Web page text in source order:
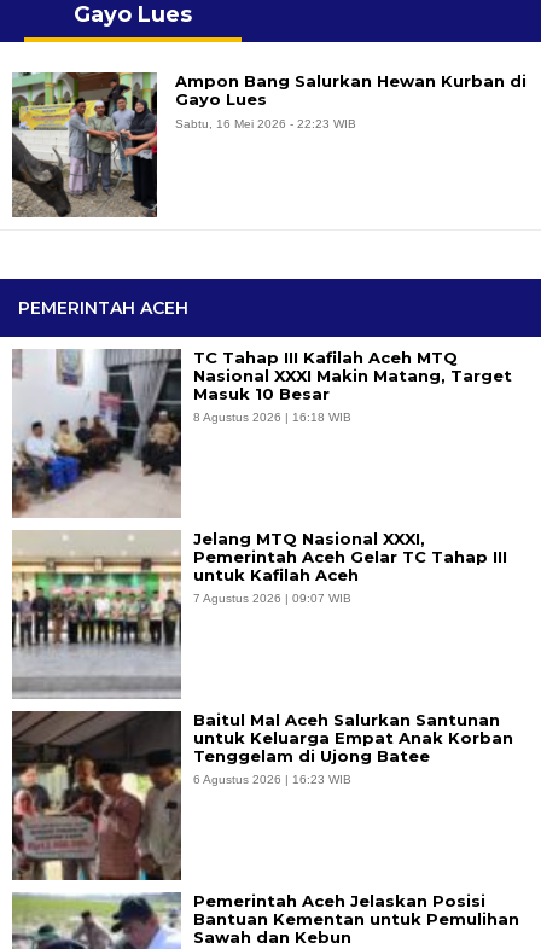
PEMERINTAH ACEH
TC Tahap III Kafilah Aceh MTQ
Nasional XXXI Makin Matang, Target
Masuk 10 Besar
8 Agustus 2026 | 16:18 WIB
Jelang MTQ Nasional XXXI,
Pemerintah Aceh Gelar TC Tahap III
untuk Kafilah Aceh
7 Agustus 2026 | 09:07 WIB
Baitul Mal Aceh Salurkan Santunan
untuk Keluarga Empat Anak Korban
Tenggelam di Ujong Batee
6 Agustus 2026 | 16:23 WIB
Pemerintah Aceh Jelaskan Posisi
Bantuan Kementan untuk Pemulihan
Sawah dan Kebun
Gayo Lues
Ampon Bang Salurkan Hewan Kurban di
Gayo Lues
Sabtu, 16 Mei 2026 - 22:23 WIB